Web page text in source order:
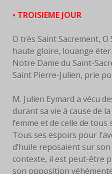
• TROISIEME JOUR
O très Saint Sacrement,
haute gloire, louange
Notre Dame du Saint-
Saint Pierre-Julien, prie
M. Julien Eymard a vécu
durant sa vie à cause de
femme et de celle de tous
Tous ses espoirs pour
d’huile reposaient sur
contexte, il est peut-être
son opposition